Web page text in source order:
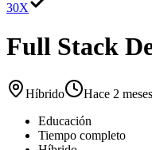
30X
Full Stack
Híbrido
Hace 2 meses
Educación
Tiempo completo